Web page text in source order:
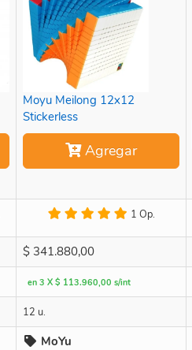
Moyu Meilong 12x12
Stickerless
Agregar
1 Op.
$ 341.880,00
en 3 X $ 113.960,00 s/int
12 u.
MoYu